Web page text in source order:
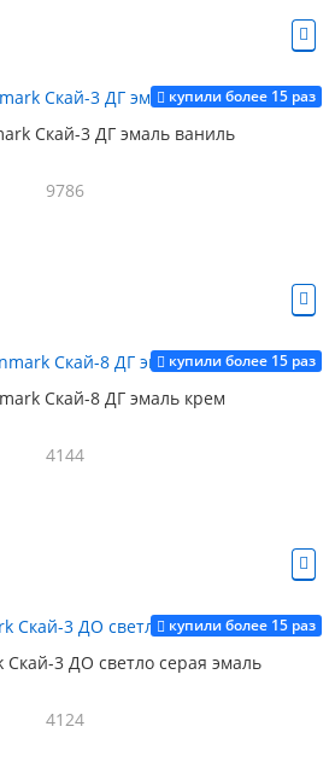
купили более 15 раз
Скай-3 ДГ эмаль ваниль
9786
купили более 15 раз
Скай-8 ДГ эмаль крем
4144
купили более 15 раз
3 ДО светло серая эмаль
4124